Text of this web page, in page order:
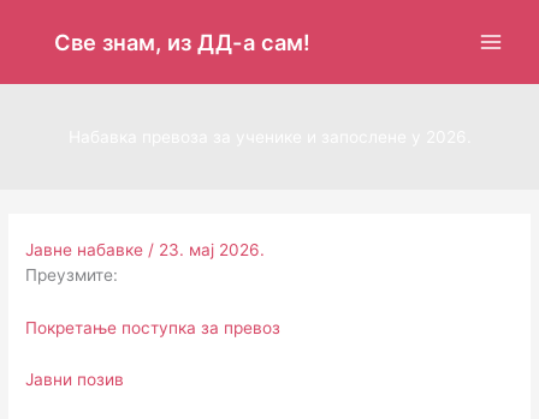
Све знам, из ДД-а сам!
Јавне набавке / 23. мај 2026.
Преузмите:
Покретање поступка за превоз
Јавни позив